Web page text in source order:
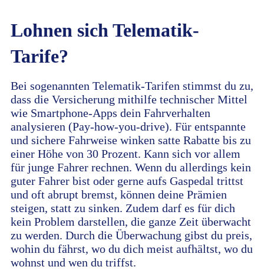
Lohnen sich Telematik-
Tarife?
Bei sogenannten Telematik-Tarifen stimmst du zu,
dass die Versicherung mithilfe technischer Mittel
wie Smartphone-Apps dein Fahrverhalten
analysieren (Pay-how-you-drive). Für entspannte
und sichere Fahrweise winken satte Rabatte bis zu
einer Höhe von 30 Prozent. Kann sich vor allem
für junge Fahrer rechnen. Wenn du allerdings kein
guter Fahrer bist oder gerne aufs Gaspedal trittst
und oft abrupt bremst, können deine Prämien
steigen, statt zu sinken. Zudem darf es für dich
kein Problem darstellen, die ganze Zeit überwacht
zu werden. Durch die Überwachung gibst du preis,
wohin du fährst, wo du dich meist aufhältst, wo du
wohnst und wen du triffst.